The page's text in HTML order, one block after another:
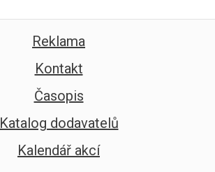
Reklama
Kontakt
Časopis
Katalog dodavatelů
Kalendář akcí